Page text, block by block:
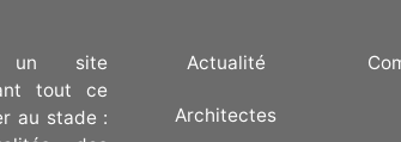
un site
tout ce
au stade :
Actualité
Architectes